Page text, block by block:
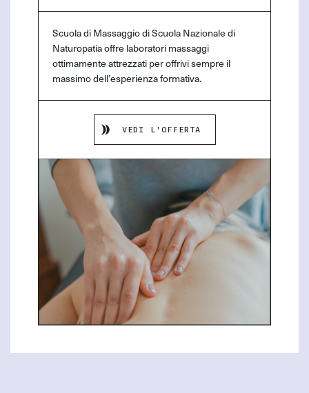
Scuola di Massaggio di Scuola Nazionale di
Naturopatia offre laboratori massaggi
ottimamente attrezzati per offrivi sempre il
massimo dell’esperienza formativa.
VEDI L'OFFERTA